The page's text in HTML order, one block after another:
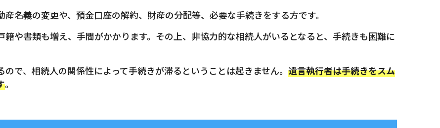
名義の変更や、預金口座の解約、財産の分配等、必要な手続きをする方です。
や書類も増え、手間がかかります。その上、非協力的な相続人がいるとなると、手続きも困難に
で、相続人の関係性によって手続きが滞るということは起きません。 遺言執行者は手続きをスム
。